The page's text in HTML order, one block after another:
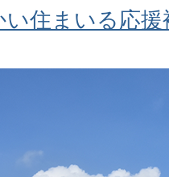
住まいる応援